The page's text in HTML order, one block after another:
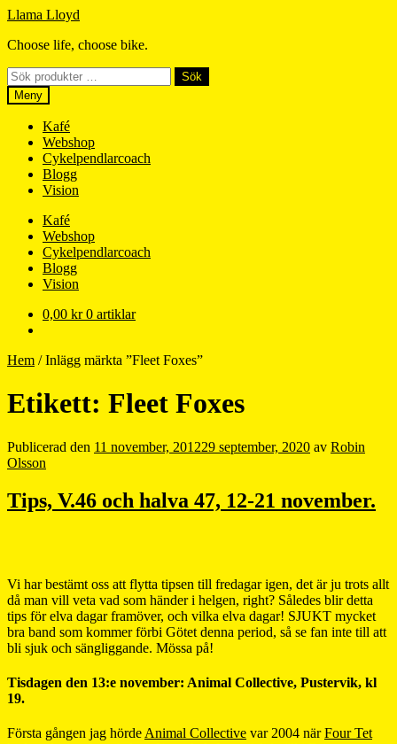
Hoppa
navigering
Hoppa
innehåll
Llama Lloyd
Choose life, choose bike.
Sök
efter:
Sök
Meny
Kafé
Webshop
Cykelpendlarcoach
Blogg
Vision
Kafé
Webshop
Cykelpendlarcoach
Blogg
Vision
0,00 kr 0 artiklar
Hem /Inlägg märkta ”Fleet Foxes”
Etikett: Fleet Foxes
Publicerad den 11 november, 201229 september, 2020 av Robin
Olsson
Tips, V.46 och halva 47, 12-21 november.
Vi har bestämt oss att flytta tipsen till fredagar igen, det är ju trots allt
då man vill veta vad som händer i helgen, right? Således blir detta
tips för elva dagar framöver, och vilka elva dagar! SJUKT mycket
bra band som kommer förbi Götet denna period, så se fan inte till att
bli sjuk och sängliggande. Mössa på!
Tisdagen den 13:e november: Animal Collective, Pustervik, kl
19.
Första gången jag hörde Animal Collective var 2004 närFour Tet